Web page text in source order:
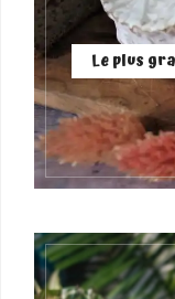
Le plus